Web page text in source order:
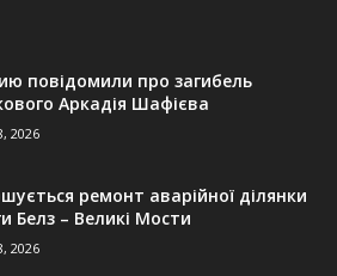
повідомили про загибель
Аркадія Шафієва
2026
ремонт аварійної ділянки
Белз – Великі Мости
2026